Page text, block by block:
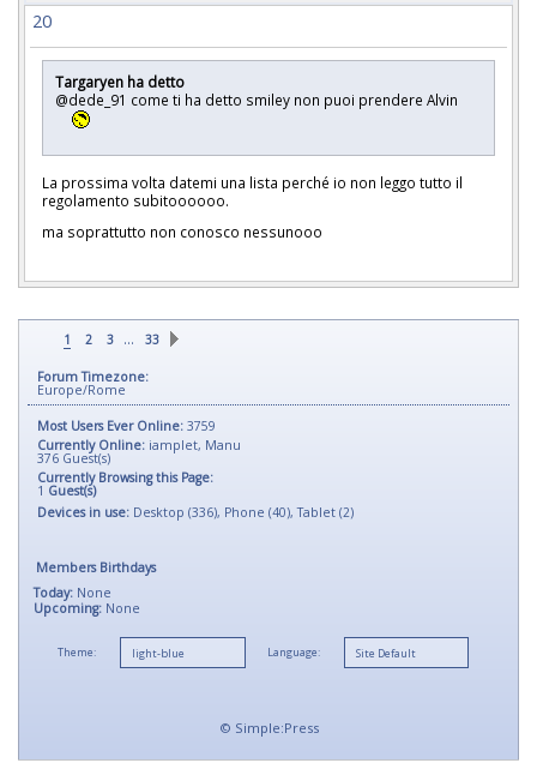
20
Targaryen ha detto
@dede_91 come ti ha detto smiley non puoi prendere Alvin
La prossima volta datemi una lista perché io non leggo tutto il
regolamento subitoooooo.
ma soprattutto non conosco nessunooo
1 2 3 … 33
Forum Timezone:
Europe/Rome
Most Users Ever Online: 3759
Currently Online: iamplet, Manu
376 Guest(s)
Currently Browsing this Page:
1 Guest(s)
Devices in use: Desktop (336), Phone (40), Tablet (2)
Members Birthdays
Today: None
Upcoming: None
Theme: Language:
© Simple:Press